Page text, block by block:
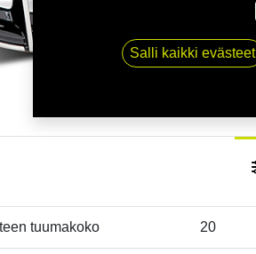
tuumakoko 20
Salli kaikki evästeet